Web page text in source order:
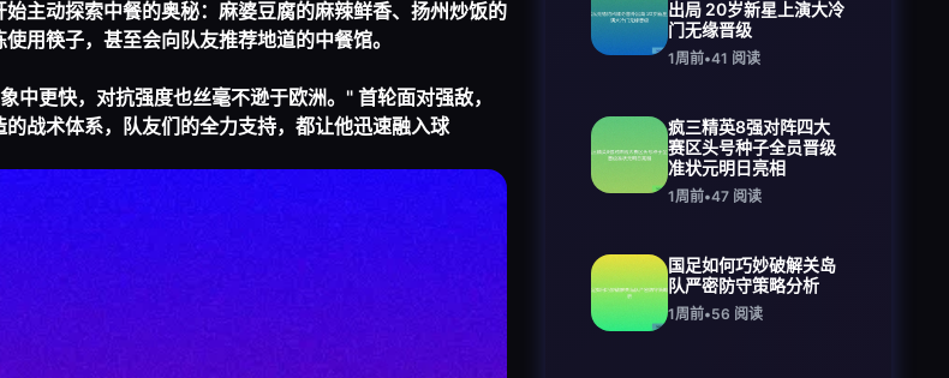
主动探索中餐的奥秘：麻婆豆腐的麻辣鲜香、扬州炒饭的
用筷子，甚至会向队友推荐地道的中餐馆。
更快，对抗强度也丝毫不逊于欧洲。" 首轮面对强敌，
战术体系，队友们的全力支持，都让他迅速融入球
出局 20岁新星上演大冷
门无缘晋级
1周前•41 阅读
疯三精英8强对阵四大
赛区头号种子全员晋级
准状元明日亮相
1周前•47 阅读
国足如何巧妙破解关岛
队严密防守策略分析
1周前•56 阅读